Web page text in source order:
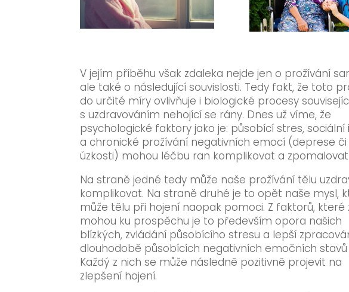
V jejím příběhu však zdaleka nejde jen o prožívání
ale také o následující souvislosti. Tedy fakt, že toto
do určité míry ovlivňuje i biologické procesy
s uzdravováním nehojící se rány. Dnes už víme, že
psychologické faktory jako je: působící stres, sociální
a chronické prožívání negativních emocí (deprese či
úzkosti) mohou léčbu ran komplikovat a zpomalovat
Na straně jedné tedy může naše prožívání tělu
komplikovat. Na straně druhé je to opět naše mysl,
může tělu při hojení naopak pomoci. Z faktorů, které
mohou ku prospěchu je to především opora našich
blízkých, zvládání působícího stresu a lepší
dlouhodobě působících negativních emočních stavů
Každý z nich se může následně pozitivně projevit na
zlepšení hojení.